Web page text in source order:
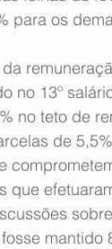
para os
no 13º
no teto de
de
que